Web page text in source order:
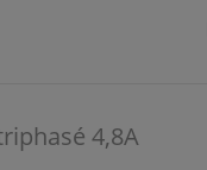
4,8A